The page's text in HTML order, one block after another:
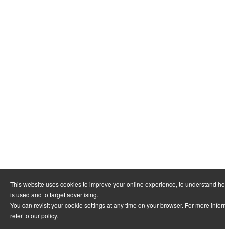
This website uses cookies to improve your online experience, to understand
is used and to target advertising.
You can revisit your cookie settings at any time on your browser. For more
refer to our policy.